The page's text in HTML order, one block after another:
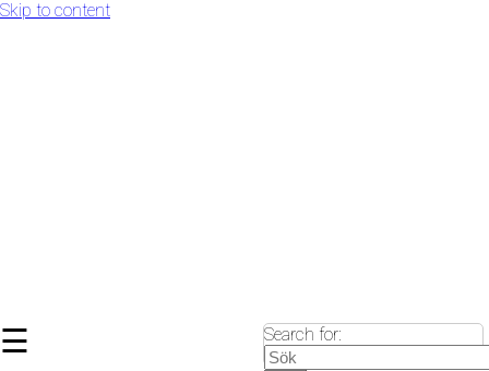
Skip to content
☰ Search for: